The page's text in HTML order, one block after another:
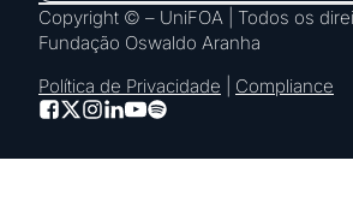
Copyright © – UniFOA | Todos os
Fundação Oswaldo Aranha
Política de Privacidade
Compliance